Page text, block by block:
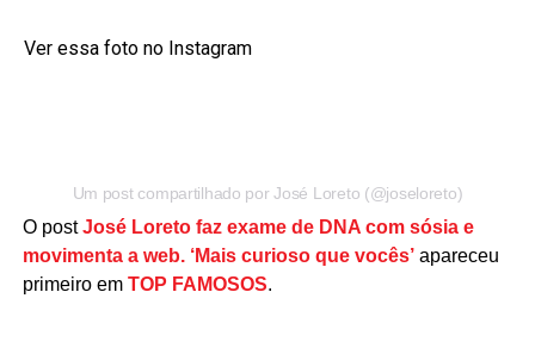
Ver essa foto no Instagram
Um post compartilhado por José Loreto (@joseloreto)
O postJosé Loreto faz exame de DNA com sósia e
movimenta a web. ‘Mais curioso que vocês’apareceu
primeiro em TOP FAMOSOS.